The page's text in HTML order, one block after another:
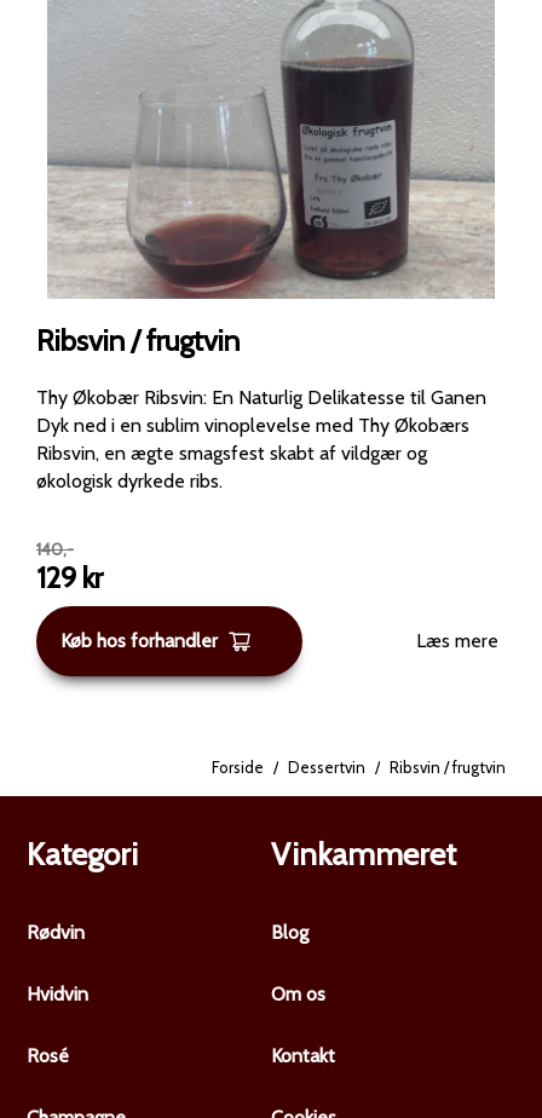
Ribsvin / frugtvin
Thy Økobær Ribsvin: En Naturlig Delikatesse til Ganen
Dyk ned i en sublim vinoplevelse med Thy Økobærs
Ribsvin, en ægte smagsfest skabt af vildgær og
økologisk dyrkede ribs.
140,-
129 kr
Køb hos forhandler Læs mere
Forside / Dessertvin / Ribsvin / frugtvin
Kategori
Rødvin
Hvidvin
Rosé
Vinkammeret
Blog
Om os
Kontakt